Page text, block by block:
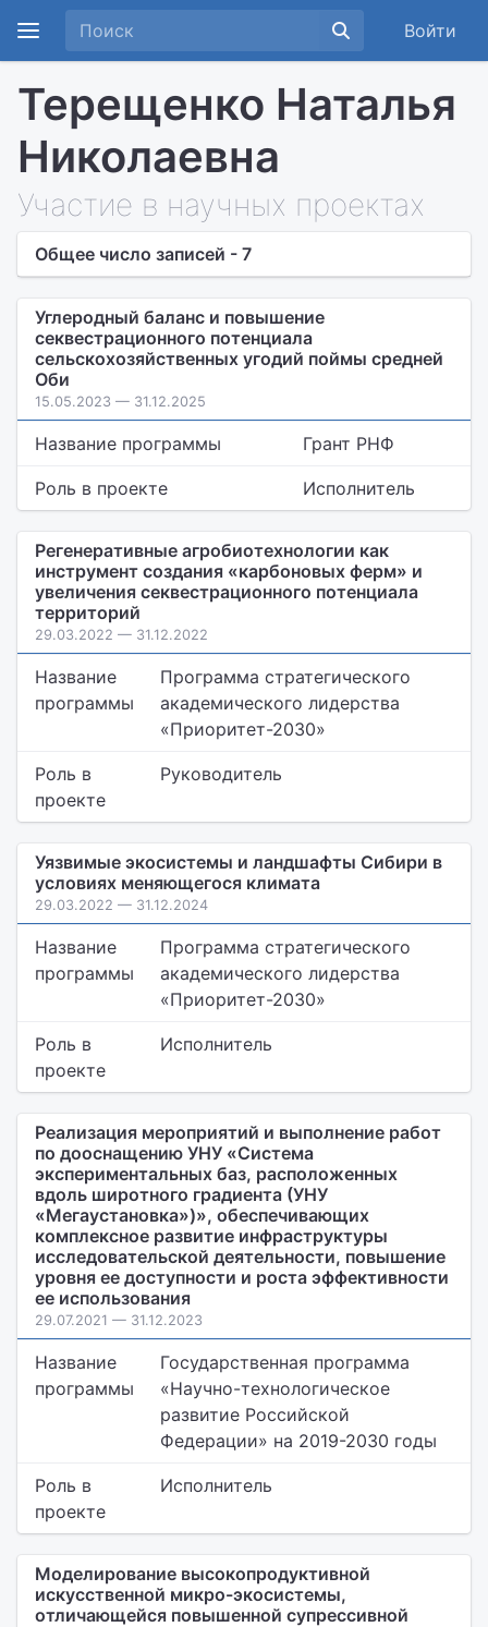
Войти
Терещенко Наталья
Николаевна
Участие в научных проектах
Общее число записей - 7
Углеродный баланс и повышение
секвестрационного потенциала
сельскохозяйственных угодий поймы средней
Оби
15.05.2023 — 31.12.2025
Название программы Грант РНФ
Роль в проекте Исполнитель
Регенеративные агробиотехнологии как
инструмент создания «карбоновых ферм» и
увеличения секвестрационного потенциала
территорий
29.03.2022 — 31.12.2022
Название
программы
Программа стратегического
академического лидерства
«Приоритет-2030»
Роль в
проекте
Руководитель
Уязвимые экосистемы и ландшафты Сибири в
условиях меняющегося климата
29.03.2022 — 31.12.2024
Название
программы
Программа стратегического
академического лидерства
«Приоритет-2030»
Роль в
проекте
Исполнитель
Реализация мероприятий и выполнение работ
по дооснащению УНУ «Система
экспериментальных баз, расположенных
вдоль широтного градиента (УНУ
«Мегаустановка»)», обеспечивающих
комплексное развитие инфраструктуры
исследовательской деятельности, повышение
уровня ее доступности и роста эффективности
ее использования
29.07.2021 — 31.12.2023
Название
программы
Государственная программа
«Научно-технологическое
развитие Российской
Федерации» на 2019-2030 годы
Роль в
проекте
Исполнитель
Моделирование высокопродуктивной
искусственной микро-экосистемы,
отличающейся повышенной супрессивной